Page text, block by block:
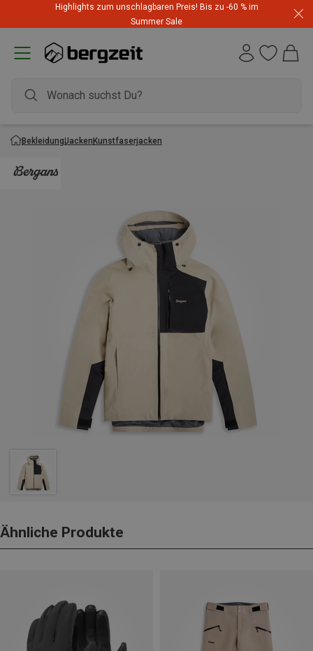
Highlights zum unschlagbaren Preis! Bis zu -60 % im
Summer Sale
BekleidungJackenKunstfaserjacken
Ähnliche Produkte